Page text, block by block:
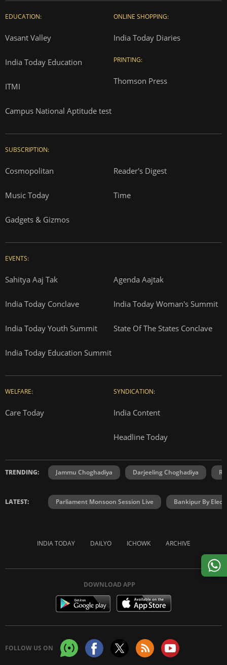
EDUCATION:
Vasant Valley
India Today Education
ITMI
Campus National Aptitude test
ONLINE SHOPPING:
India Today Diaries
PRINTING:
Thomson Press
SUBSCRIPTION:
Cosmopolitan Reader's Digest
Music Today Time
Gadgets & Gizmos
EVENTS:
Sahitya Aaj Tak Agenda Aajtak
India Today Conclave India Today Woman's Summit
India Today Youth Summit State Of The States Conclave
India Today Education Summit
WELFARE:
Care Today
SYNDICATION:
India Content
Headline Today
TRENDING: Jammu Choghadiya Darjeeling Choghadiya
LATEST: Parliament Monsoon Session Live Bankipur By
INDIA TODAY DAILYO ICHOWK ARCHIVE
DOWNLOAD APP
FOLLOW US ON